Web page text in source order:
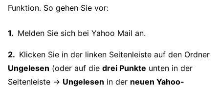
Funktion. So gehen Sie vor:
Melden Sie sich bei Yahoo Mail an.
Klicken Sie in der linken Seitenleiste auf den Ordner
Ungelesen (oder auf die drei Punkte unten in der
Seitenleiste → Ungelesen in der neuen Yahoo-